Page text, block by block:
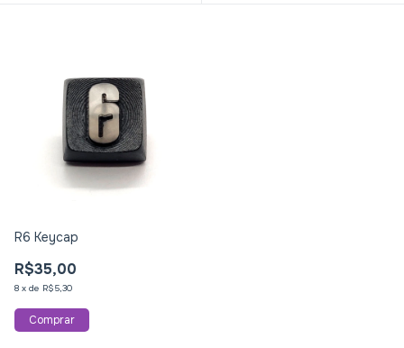
R6 Keycap
R$35,00
8 x de R$5,30